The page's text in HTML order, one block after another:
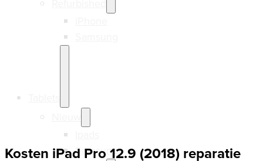
Samsung
Kosten iPad Pro 12.9 (2018) reparatie